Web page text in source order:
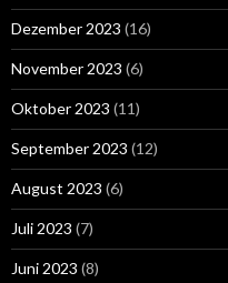
Dezember 2023 (16)
November 2023 (6)
Oktober 2023 (11)
September 2023 (12)
August 2023 (6)
Juli 2023 (7)
Juni 2023 (8)